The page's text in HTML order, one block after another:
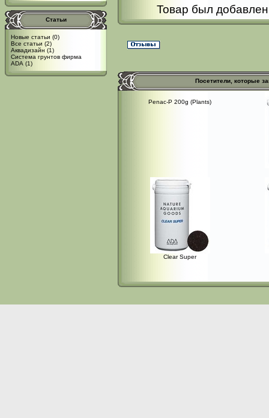
Статьи
Новые статьи (0)
Все статьи (2)
Аквадизайн (1)
Система грунтов фирма
ADA (1)
Товар был
Посетители, которые
Penac-P 200g (Plants)
Clear Super